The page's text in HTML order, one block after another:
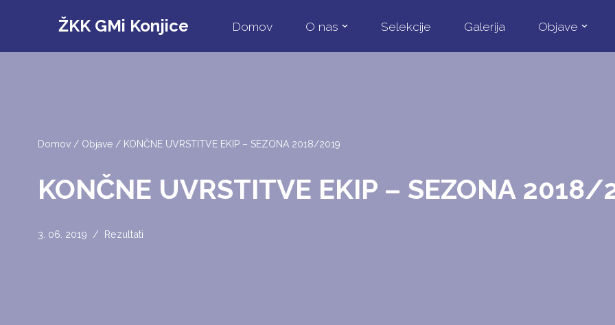
na
ŽKK GMi Konjice Domov O nas Selekcije Galerija Objave
Domov / Objave / KONČNE UVRSTITVE EKIP – SEZONA 2018/2019
KONČNE UVRSTITVE EKIP – SEZONA 2018/
3. 06. 2019 Rezultati